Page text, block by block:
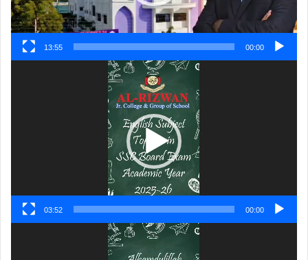
00:00
13:55
00:00
03:52